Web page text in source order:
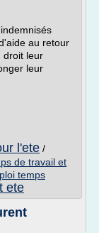
au retour
droit leur
leur
l'ete /
de travail et
temps
ete